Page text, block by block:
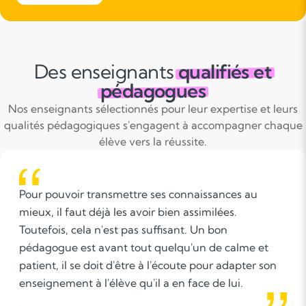
Des enseignantsqualifiés et
pédagogues
Nos enseignants sélectionnés pour leur expertise et leurs
qualités pédagogiques s'engagent à accompagner chaque
élève vers la réussite.
au
Un bon
de calme et
pour adapter son
face de lui.
Lors de mon expérience en
d’anglais à l'English FB
Quentin-en-Yvelines), j'ai
profils d'élèves, ce qui m'a
une grande adaptabilité. J’ai
des liens avec mes élèves,
d'apprentissage et captiver